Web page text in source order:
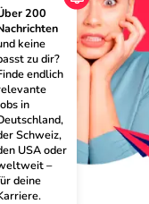
200
keine
zu dir?
endlich
in
Schweiz,
USA oder
–
deine